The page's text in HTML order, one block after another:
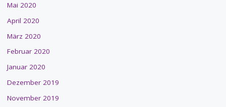
Mai 2020
April 2020
März 2020
Februar 2020
Januar 2020
Dezember 2019
November 2019